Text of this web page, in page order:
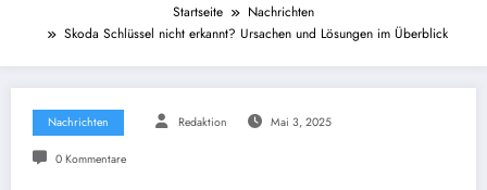
Startseite
Nachrichten
Skoda Schlüssel nicht erkannt? Ursachen und Lösungen im Überblick
Nachrichten Redaktion Mai 3, 2025
0 Kommentare